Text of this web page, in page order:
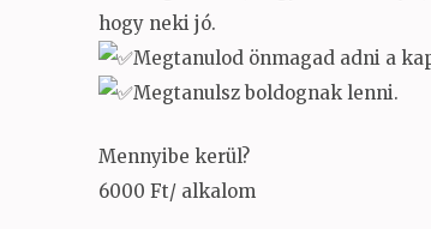
hogy neki jó.
Megtanulod önmagad adni a
Megtanulsz boldognak lenni.
Mennyibe kerül?
6000 Ft/ alkalom